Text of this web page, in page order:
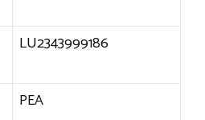
LU2343999186
PEA